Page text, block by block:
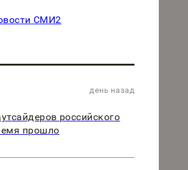
СМИ2
день назад
российского
прошло